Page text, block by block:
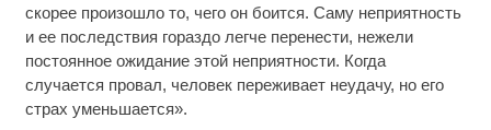
скорее произошло то, чего он боится. Саму неприятность
и ее последствия гораздо легче перенести, нежели
постоянное ожидание этой неприятности. Когда
случается провал, человек переживает неудачу, но его
страх уменьшается».